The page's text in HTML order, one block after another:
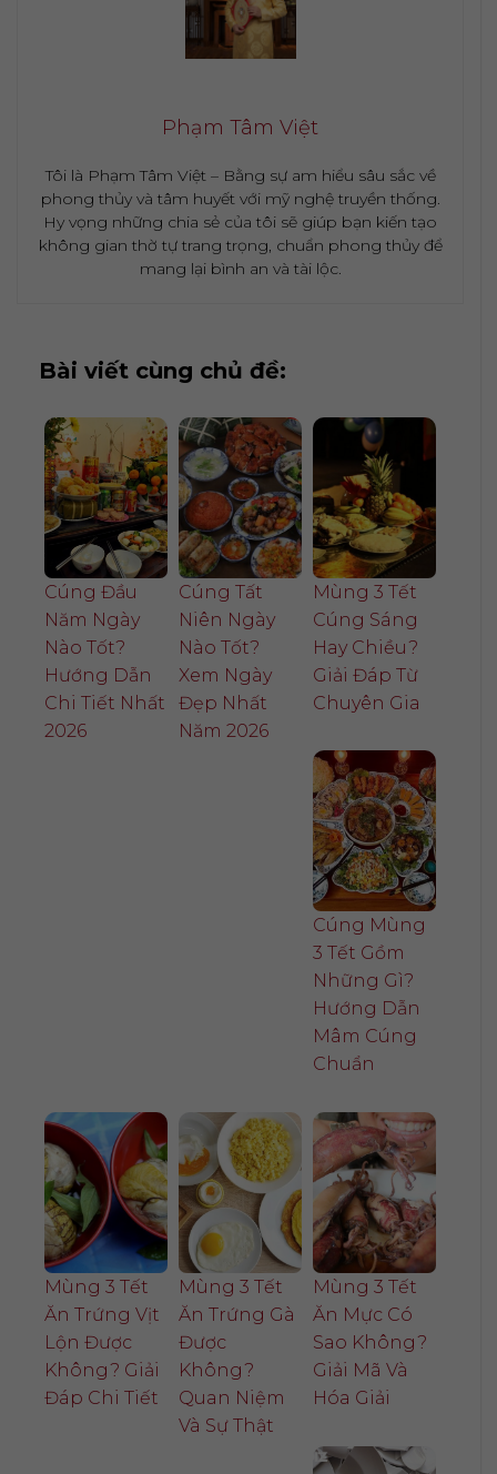
Phạm Tâm Việt
Tôi là Phạm Tâm Việt – Bằng sự am hiểu sâu sắc về
phong thủy và tâm huyết với mỹ nghệ truyền thống.
Hy vọng những chia sẻ của tôi sẽ giúp bạn kiến tạo
không gian thờ tự trang trọng, chuẩn phong thủy để
mang lại bình an và tài lộc.
Bài viết cùng chủ đề:
Cúng Đầu
Năm Ngày
Nào Tốt?
Hướng Dẫn
Chi Tiết Nhất
2026
Cúng Tất
Niên Ngày
Nào Tốt?
Xem Ngày
Đẹp Nhất
Năm 2026
Mùng 3 Tết
Cúng Sáng
Hay Chiều?
Giải Đáp Từ
Chuyên Gia
Cúng Mùng
3 Tết Gồm
Những Gì?
Hướng Dẫn
Mâm Cúng
Chuẩn
Mùng 3 Tết
Ăn Trứng Vịt
Lộn Được
Không? Giải
Đáp Chi Tiết
Mùng 3 Tết
Ăn Trứng Gà
Được
Không?
Quan Niệm
Và Sự Thật
Mùng 3 Tết
Ăn Mực Có
Sao Không?
Giải Mã Và
Hóa Giải